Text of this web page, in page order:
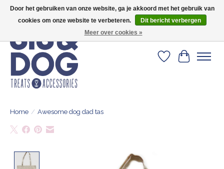
Verlanglijst
Home / Awesome dog dad tas
Product image slideshow Items
Door het gebruiken van onze website, ga je akkoord met het gebruik van
cookies om onze website te verbeteren.
Dit bericht verbergen
Meer over cookies »
Geef je hond het kleedje waar 500+ baasjes fan van zijn!